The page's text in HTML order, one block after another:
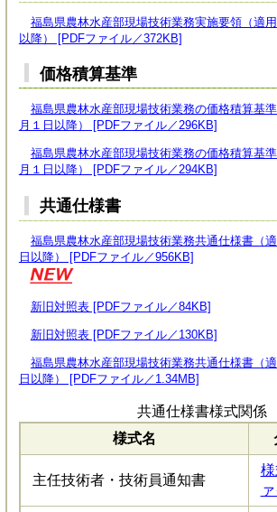
福島県農林水産部現場技術業務実施要領（適
以降） [PDFファイル／372KB]
価格積算基準
福島県農林水産部現場技術業務の価格積算基
月１日以降） [PDFファイル／296KB]
福島県農林水産部現場技術業務の価格積算基
月１日以降） [PDFファイル／294KB]
共通仕様書
福島県農林水産部現場技術業務共通仕様書（
日以降） [PDFファイル／956KB]
新旧対照表 [PDFファイル／84KB]
新旧対照表 [PDFファイル／130KB]
福島県農林水産部現場技術業務共通仕様書（
日以降） [PDFファイル／1.34MB]
共通仕様書様式関係
様式名
主任技術者・技術員通知書